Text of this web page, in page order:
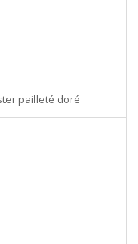
pailleté doré